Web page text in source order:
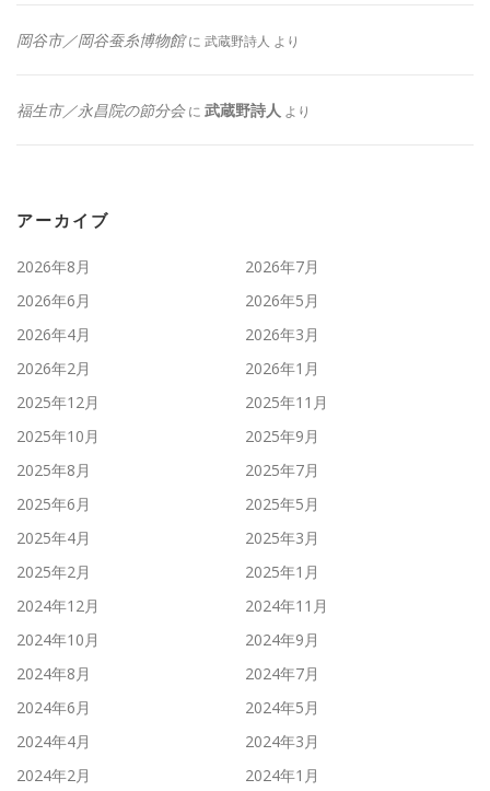
岡谷市／岡谷蚕糸博物館に 武蔵野詩人 より
福生市／永昌院の節分会に 武蔵野詩人 より
アーカイブ
2026年8月
2026年7月
2026年6月
2026年5月
2026年4月
2026年3月
2026年2月
2026年1月
2025年12月
2025年11月
2025年10月
2025年9月
2025年8月
2025年7月
2025年6月
2025年5月
2025年4月
2025年3月
2025年2月
2025年1月
2024年12月
2024年11月
2024年10月
2024年9月
2024年8月
2024年7月
2024年6月
2024年5月
2024年4月
2024年3月
2024年2月
2024年1月